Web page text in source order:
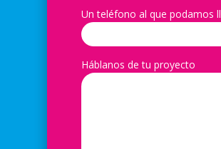
Un teléfono al que podamos
Háblanos de tu proyecto